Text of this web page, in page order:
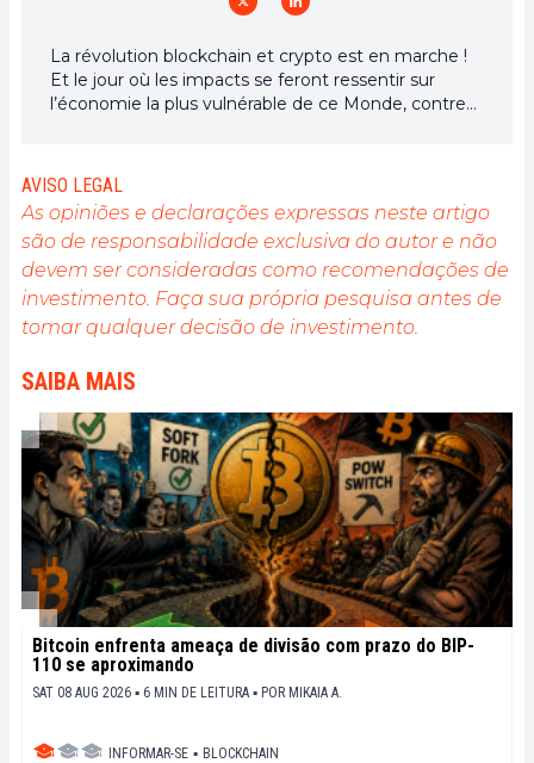
La révolution blockchain et crypto est en marche !
Et le jour où les impacts se feront ressentir sur
l’économie la plus vulnérable de ce Monde, contre
AVISO LEGAL
As opiniões e declarações expressas neste artigo
são de responsabilidade exclusiva do autor e não
devem ser consideradas como recomendações de
investimento. Faça sua própria pesquisa antes de
tomar qualquer decisão de investimento.
SAIBA MAIS
Bitcoin enfrenta ameaça de divisão com prazo do BIP-
110 se aproximando
SAT 08 AUG 2026 ▪ 6 MIN DE LEITURA ▪ POR MIKAIA A.
INFORMAR-SE ▪ BLOCKCHAIN